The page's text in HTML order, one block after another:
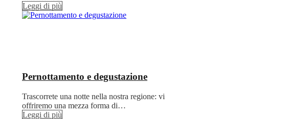
Leggi di più
Pernottamento e degustazione
Trascorrete una notte nella nostra regione: vi
offriremo una mezza forma di…
Leggi di più